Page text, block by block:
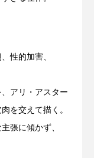
性的加害、
アリ・アスター
を交えて描く。
張に傾かず、